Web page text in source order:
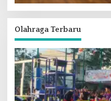
Olahraga Terbaru